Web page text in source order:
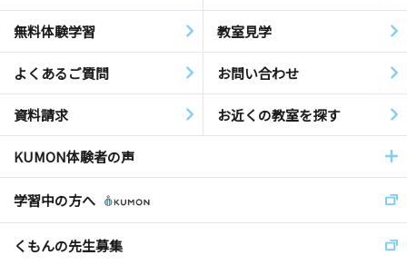
無料体験学習 教室見学
よくあるご質問 お問い合わせ
資料請求 お近くの教室を探す
KUMON体験者の声
学習中の方へ
くもんの先生募集